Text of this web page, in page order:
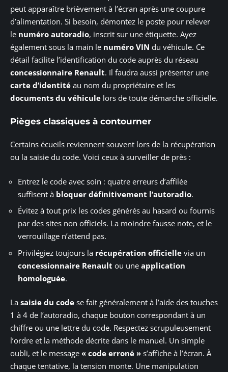
peut apparaître brièvement à l’écran après une coupure
d’alimentation. Si besoin, démontez le poste pour relever
le numéro autoradio, inscrit sur une étiquette. Ayez
également sous la main le numéro VIN du véhicule. Ce
détail facilite l’identification du code auprès du réseau
concessionnaire Renault. Il faudra aussi présenter une
carte d’identité au nom du propriétaire et les
documents du véhicule lors de toute démarche officielle.
Pièges classiques à contourner
Certains écueils reviennent souvent lors de la récupération
ou la saisie du code. Voici ceux à surveiller de près :
Entrez le code avec soin : quatre erreurs d’affilée
suffisent à bloquer définitivement l’autoradio.
Évitez à tout prix les codes générés au hasard ou fournis
par des sites non officiels. La moindre fausse note, et le
verrouillage n’attend pas.
Privilégiez toujours la récupération officielle via un
concessionnaire Renault ou une application
homologuée.
La saisie du code se fait généralement à l’aide des touches
1 à 4 de l’autoradio, chaque bouton correspondant à un
chiffre ou une lettre du code. Respectez scrupuleusement
l’ordre et la méthode décrite dans le manuel. Un simple
oubli, et le message « code erroné » s’affiche à l’écran. À
chaque tentative, la tension monte. Une manipulation